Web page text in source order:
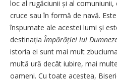
loc al rugăciunii și al
cruce sau în formă de navă.
înspumate ale acestei lumi și
destinația Împărăției lui
istoria ei sunt mai mult
multă ură decât iubire, mai
oameni. Cu toate acestea,